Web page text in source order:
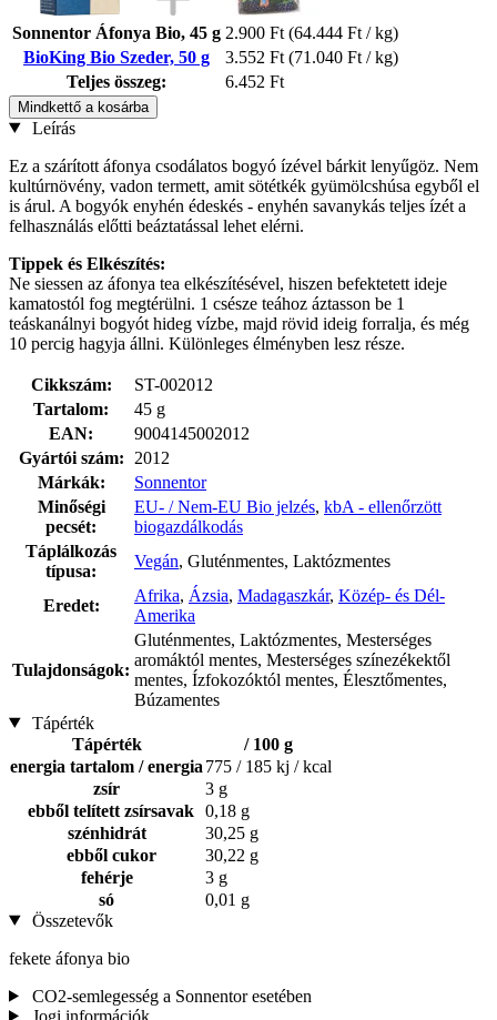
Sonnentor Áfonya Bio, 45 g 2.900 Ft (64.444 Ft / kg)
BioKing Bio Szeder, 50 g
3.552 Ft (71.040 Ft / kg)
Teljes összeg:
6.452 Ft
Mindkettő a kosárba
Leírás
Ez a szárított áfonya csodálatos bogyó ízével bárkit lenyűgöz. Nem
kultúrnövény, vadon termett, amit sötétkék gyümölcshúsa egyből el
is árul. A bogyók enyhén édeskés - enyhén savanykás teljes ízét a
felhasználás előtti beáztatással lehet elérni.
Tippek és Elkészítés:
Ne siessen az áfonya tea elkészítésével, hiszen befektetett ideje
kamatostól fog megtérülni. 1 csésze teához áztasson be 1
teáskanálnyi bogyót hideg vízbe, majd rövid ideig forralja, és még
10 percig hagyja állni. Különleges élményben lesz része.
Cikkszám:
ST-002012
Tartalom:
45 g
EAN:
9004145002012
Gyártói szám:
2012
Márkák:
Sonnentor
Minőségi
pecsét:
EU- / Nem-EU Bio jelzés, kbA - ellenőrzött
biogazdálkodás
Táplálkozás
típusa:
Vegán, Gluténmentes, Laktózmentes
Eredet:
Afrika, Ázsia, Madagaszkár, Közép- és Dél-
Amerika
Tulajdonságok:
Gluténmentes, Laktózmentes, Mesterséges
aromáktól mentes, Mesterséges színezékektől
mentes, Ízfokozóktól mentes, Élesztőmentes,
Búzamentes
Tápérték
Tápérték
/ 100 g
energia tartalom / energia 775 / 185 kj / kcal
zsír
3 g
ebből telített zsírsavak 0,18 g
szénhidrát
30,25 g
ebből cukor
30,22 g
fehérje
3 g
só
0,01 g
Összetevők
fekete áfonya bio
CO2-semlegesség a Sonnentor esetében
Jogi információk